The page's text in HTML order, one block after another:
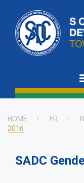
main
content
Breadcrumb
HOME FR
2016
SADC